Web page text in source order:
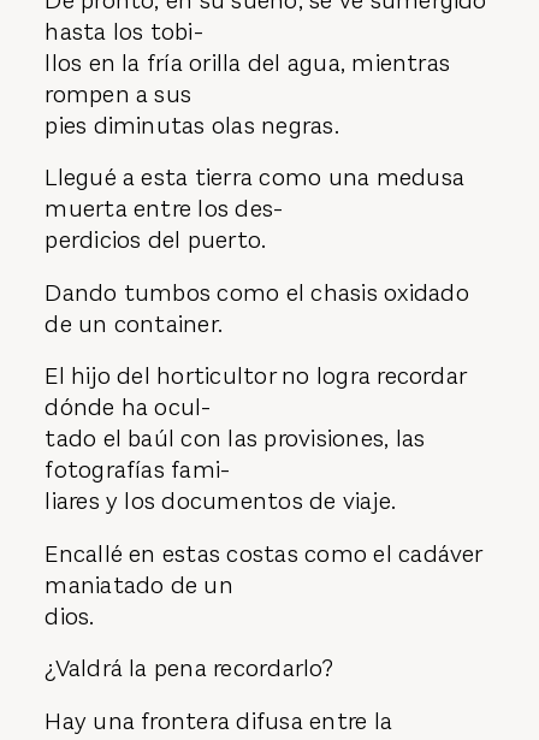
hasta los tobi-
llos en la fría orilla del agua, mientras
rompen a sus
pies diminutas olas negras.
Llegué a esta tierra como una medusa
muerta entre los des-
perdicios del puerto.
Dando tumbos como el chasis oxidado
de un container.
El hijo del horticultor no logra recordar
dónde ha ocul-
tado el baúl con las provisiones, las
fotografías fami-
liares y los documentos de viaje.
Encallé en estas costas como el cadáver
maniatado de un
dios.
¿Valdrá la pena recordarlo?
Hay una frontera difusa entre la